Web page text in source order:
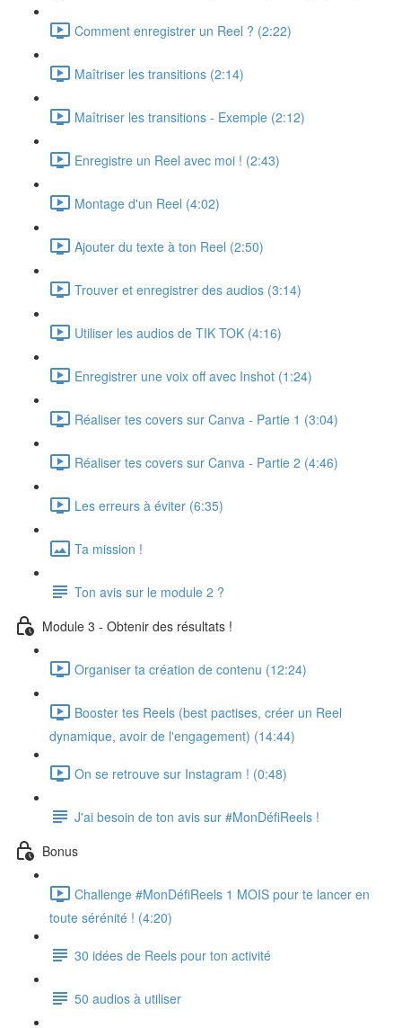
Comment enregistrer un Reel ? (2:22)
Maîtriser les transitions (2:14)
Maîtriser les transitions - Exemple (2:12)
Enregistre un Reel avec moi ! (2:43)
Montage d'un Reel (4:02)
Ajouter du texte à ton Reel (2:50)
Trouver et enregistrer des audios (3:14)
Utiliser les audios de TIK TOK (4:16)
Enregistrer une voix off avec Inshot (1:24)
Réaliser tes covers sur Canva - Partie 1 (3:04)
Réaliser tes covers sur Canva - Partie 2 (4:46)
Les erreurs à éviter (6:35)
Ta mission !
Ton avis sur le module 2 ?
Module 3 - Obtenir des résultats !
Organiser ta création de contenu (12:24)
Booster tes Reels (best pactises, créer un Reel
dynamique, avoir de l'engagement) (14:44)
On se retrouve sur Instagram ! (0:48)
J'ai besoin de ton avis sur #MonDéfiReels !
Bonus
Challenge #MonDéfiReels 1 MOIS pour te lancer en
toute sérénité ! (4:20)
30 idées de Reels pour ton activité
50 audios à utiliser